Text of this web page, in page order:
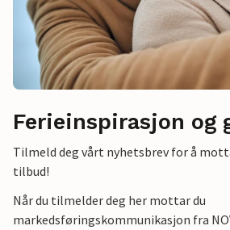
Ferieinspirasjon og
Tilmeld deg vårt nyhetsbrev for å
tilbud!
Når du tilmelder deg her mottar du
markedsføringskommunikasjon fra